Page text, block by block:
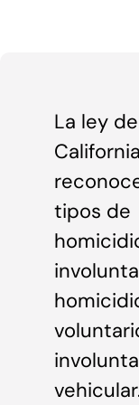
La ley de
California
tipos de